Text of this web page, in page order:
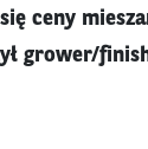
ceny
grower/